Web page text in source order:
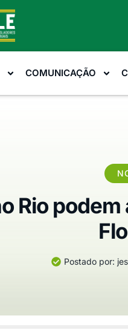
COMUNICAÇÃO
Rio
Postado por: